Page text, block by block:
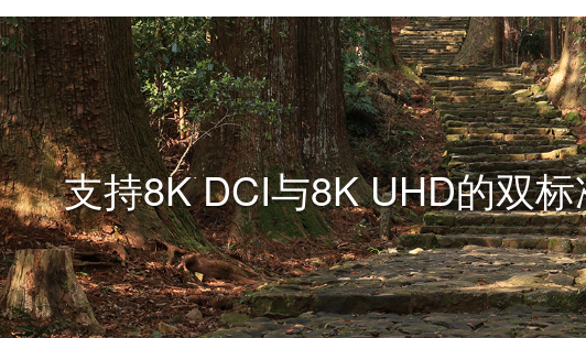
支持8K DCI与8K UHD的双